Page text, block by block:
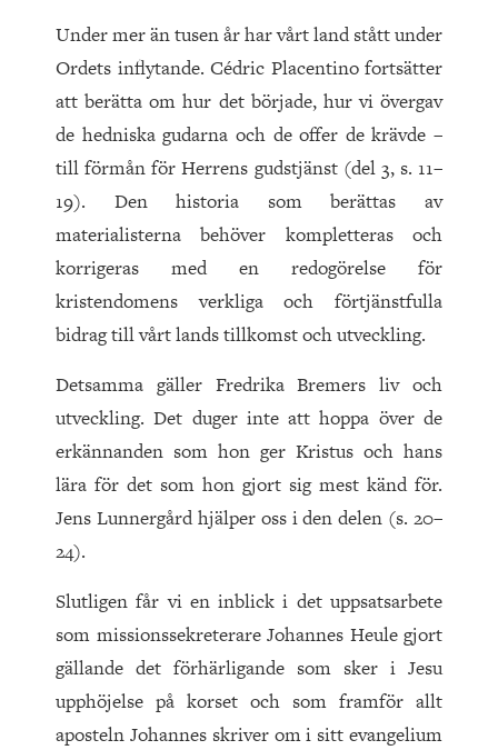
Under mer än tusen år har vårt land stått under
Ordets inflytande. Cédric Placentino fortsätter
att berätta om hur det började, hur vi övergav
de hedniska gudarna och de offer de krävde –
till förmån för Herrens gudstjänst (del 3, s. 11–
19). Den historia som berättas av
materialisterna behöver kompletteras och
korrigeras med en redogörelse för
kristendomens verkliga och förtjänstfulla
bidrag till vårt lands tillkomst och utveckling.
Detsamma gäller Fredrika Bremers liv och
utveckling. Det duger inte att hoppa över de
erkännanden som hon ger Kristus och hans
lära för det som hon gjort sig mest känd för.
Jens Lunnergård hjälper oss i den delen (s. 20–
24).
Slutligen får vi en inblick i det uppsatsarbete
som missionssekreterare Johannes Heule gjort
gällande det förhärligande som sker i Jesu
upphöjelse på korset och som framför allt
aposteln Johannes skriver om i sitt evangelium